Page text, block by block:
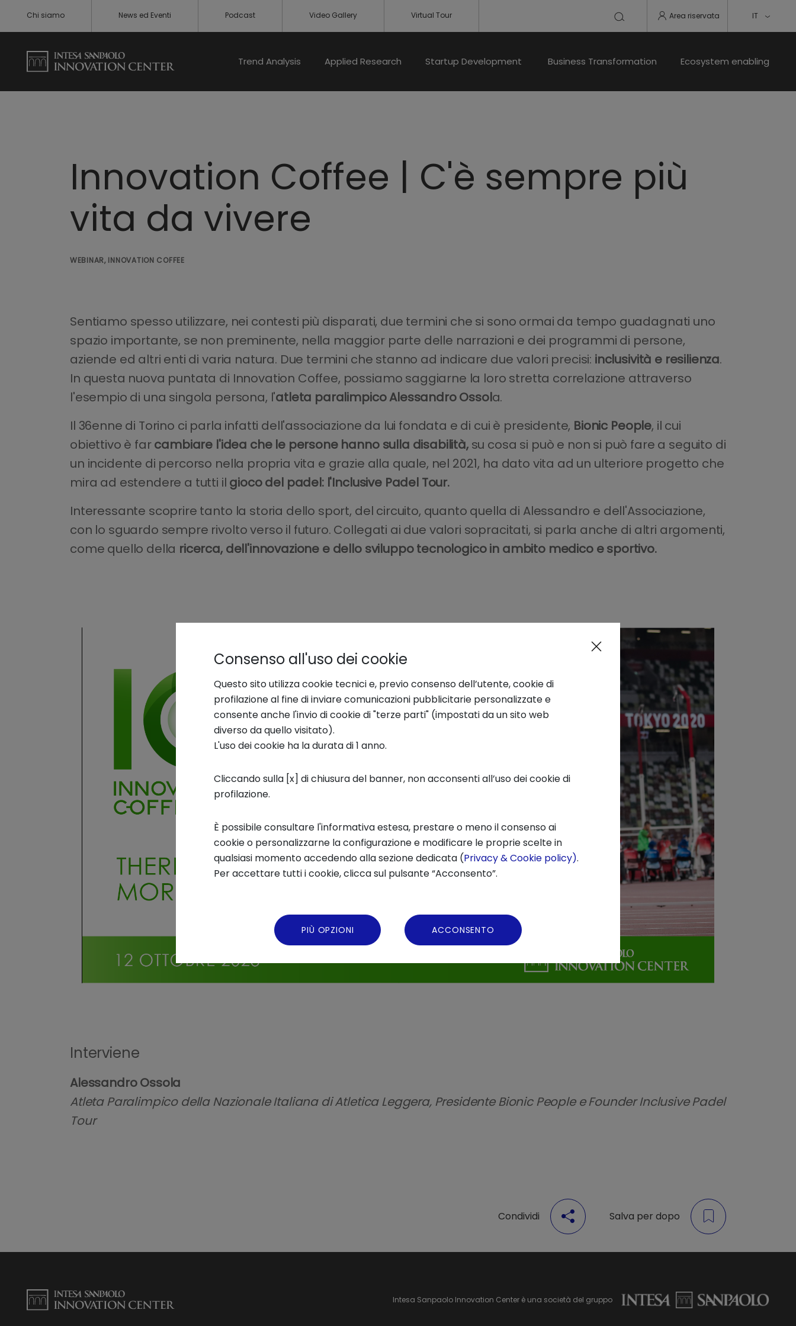
Chi siamo News ed Eventi Podcast Video Gallery Virtual Tour Area riservata IT
Trend Analysis Applied Research Startup Development Business Transformation Ecosystem enabling
Innovation Coffee | C'è sempre più
vita da vivere
WEBINAR, INNOVATION COFFEE
Sentiamo spesso utilizzare, nei contesti più disparati, due termini che si sono ormai da tempo guadagnati uno
spazio importante, se non preminente, nella maggior parte delle narrazioni e dei programmi di persone,
aziende ed altri enti di varia natura. Due termini che stanno ad indicare due valori precisi: inclusività e resilienza.
In questa nuova puntata di Innovation Coffee, possiamo saggiarne la loro stretta correlazione attraverso
l'esempio di una singola persona, l'atleta paralimpico Alessandro Ossola.
Il 36enne di Torino ci parla infatti dell'associazione da lui fondata e di cui è presidente, Bionic People, il cui
obiettivo è farcambiare l'idea che le persone hanno sulla disabilità, su cosa si può e non si può fare a seguito di
un incidente di percorso nella propria vita e grazie alla quale, nel 2021, ha dato vita ad un ulteriore progetto che
mira ad estendere a tutti il gioco del padel: l'Inclusive Padel Tour.
Interessante scoprire tanto la storia dello sport, del circuito, quanto quella di Alessandro e dell'Associazione,
con lo sguardo sempre rivolto verso il futuro. Collegati ai due valori sopracitati, si parla anche di altri argomenti,
come quello della ricerca, dell'innovazione e dello sviluppo tecnologico in ambito medico e sportivo.
Interviene
Alessandro Ossola
Atleta Paralimpico della Nazionale Italiana di Atletica Leggera, Presidente Bionic People e Founder Inclusive Padel
Tour
Condividi Salva per dopo
Intesa Sanpaolo Innovation Center è una società del gruppo
Consenso all'uso dei cookie
Questo sito utilizza cookie tecnici e, previo consenso dell’utente, cookie di
profilazione al fine di inviare comunicazioni pubblicitarie personalizzate e
consente anche l'invio di cookie di "terze parti" (impostati da un sito web
diverso da quello visitato).
L'uso dei cookie ha la durata di 1 anno.
Cliccando sulla [x] di chiusura del banner, non acconsenti all’uso dei cookie di
profilazione.
È possibile consultare l'informativa estesa, prestare o meno il consenso ai
cookie o personalizzarne la configurazione e modificare le proprie scelte in
qualsiasi momento accedendo alla sezione dedicata (Privacy & Cookie policy).
Per accettare tutti i cookie, clicca sul pulsante “Acconsento”.
PIÙ OPZIONI ACCONSENTO